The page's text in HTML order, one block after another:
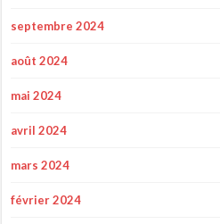
septembre 2024
août 2024
mai 2024
avril 2024
mars 2024
février 2024